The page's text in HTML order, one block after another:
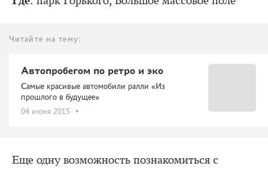
Читайте на тему:
Автопробегом по ретро и эко
Самые красивые автомобили ралли «Из
прошлого в будущее»
04 июня 2015
Еще одну возможность познакомиться с